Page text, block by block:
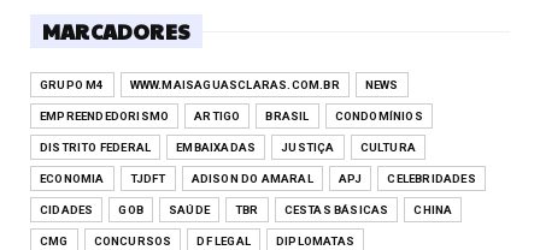
MARCADORES
GRUPO M4 WWW.MAISAGUASCLARAS.COM.BR NEWS
EMPREENDEDORISMO ARTIGO BRASIL CONDOMÍNIOS
DISTRITO FEDERAL EMBAIXADAS JUSTIÇA CULTURA
ECONOMIA TJDFT ADISON DO AMARAL APJ CELEBRIDADES
CIDADES GOB SAÚDE TBR CESTAS BÁSICAS CHINA
CMG CONCURSOS DF LEGAL DIPLOMATAS